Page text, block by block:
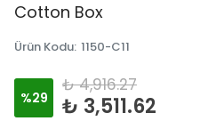
Cotton Box
Ürün Kodu: 1150-C11
%29
₺ 4,916.27
₺ 3,511.62